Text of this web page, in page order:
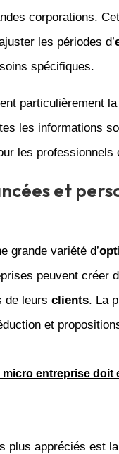
corporations.
les périodes d’
spécifiques.
particulièrement
les informations
les
et
grande variété d’
peuvent créer
de leurs clients. La
et
micro entreprise doit
plus appréciés est